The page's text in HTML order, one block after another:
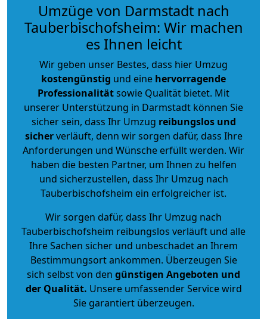
Umzüge von Darmstadt nach
Tauberbischofsheim: Wir machen
es Ihnen leicht
Wir geben unser Bestes, dass hier Umzug
kostengünstig und eine hervorragende
Professionalitätsowie Qualität bietet. Mit
unserer Unterstützung in Darmstadt können Sie
sicher sein, dass Ihr Umzug reibungslos und
sicherverläuft, denn wir sorgen dafür, dass Ihre
Anforderungen und Wünsche erfüllt werden. Wir
haben die besten Partner, um Ihnen zu helfen
und sicherzustellen, dass Ihr Umzug nach
Tauberbischofsheim ein erfolgreicher ist.
Wir sorgen dafür, dass Ihr Umzug nach
Tauberbischofsheim reibungslos verläuft und alle
Ihre Sachen sicher und unbeschadet an Ihrem
Bestimmungsort ankommen. Überzeugen Sie
sich selbst von den günstigen Angeboten und
der Qualität. Unsere umfassender Service wird
Sie garantiert überzeugen.